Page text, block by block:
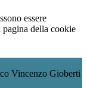
essere
della cookie
Vincenzo Gioberti